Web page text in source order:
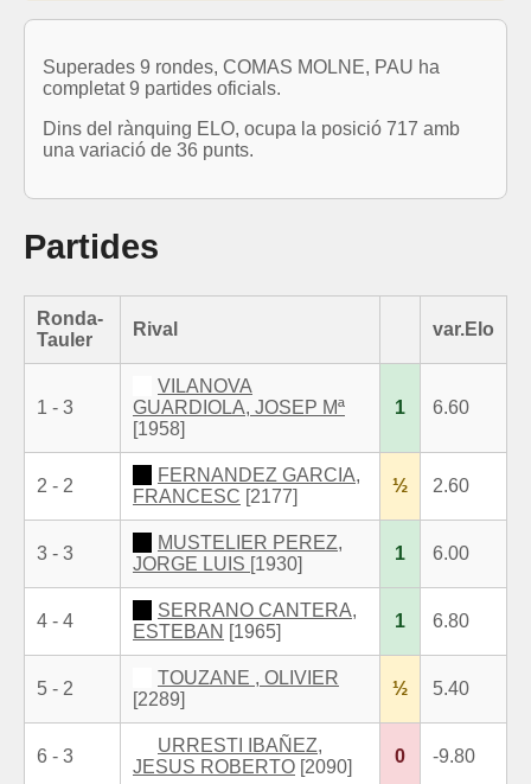
Superades 9 rondes, COMAS MOLNE, PAU ha
completat 9 partides oficials.
Dins del rànquing ELO, ocupa la posició 717 amb
una variació de 36 punts.
Partides
Ronda-
Tauler
Rival var.Elo
1 - 3
VILANOVA
GUARDIOLA, JOSEP Mª
[1958]
1 6.60
2 - 2
FERNANDEZ GARCIA,
FRANCESC [2177]
½ 2.60
3 - 3
MUSTELIER PEREZ,
JORGE LUIS [1930]
1 6.00
4 - 4
SERRANO CANTERA,
ESTEBAN [1965]
1 6.80
5 - 2
TOUZANE , OLIVIER
[2289]
½ 5.40
6 - 3
URRESTI IBAÑEZ,
JESUS ROBERTO [2090]
0 -9.80